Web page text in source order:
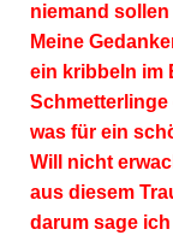
niemand
Meine
ein kribbeln im
Schmetterlinge
was für ein
Will nicht
aus diesem
darum sage ich